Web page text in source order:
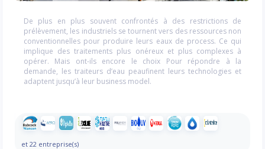
De plus en plus souvent confrontés à des restrictions de
prélèvement, les industriels se tournent vers des ressources non
conventionnelles pour produire leurs eaux de process. Ce qui
implique des traitements plus onéreux et plus complexes à
opérer. Mais ont-ils encore le choix Pour répondre à la
demande, les traiteurs d’eau peaufinent leurs technologies et
adaptent jusqu’à leur business model.
et 22 entreprise(s)